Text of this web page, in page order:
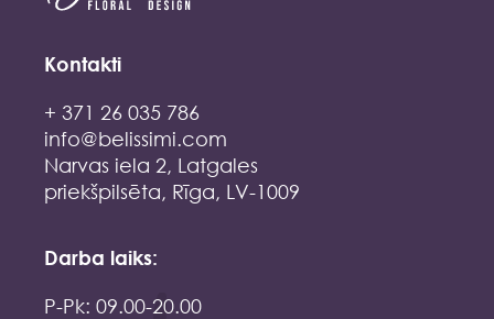
Kontakti
+ 371 26 035 786
info@belissimi.com
Narvas iela 2, Latgales
priekšpilsēta, Rīga, LV-1009
Darba laiks:
P-Pk: 09.00-20.00